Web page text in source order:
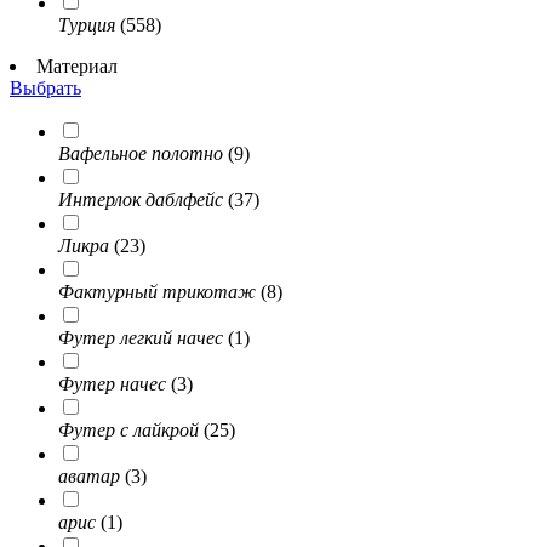
Турция (558)
Материал
Выбрать
Вафельное полотно (9)
Интерлок даблфейс (37)
Ликра (23)
Фактурный трикотаж (8)
Футер легкий начес (1)
Футер начес (3)
Футер с лайкрой (25)
аватар (3)
арис (1)